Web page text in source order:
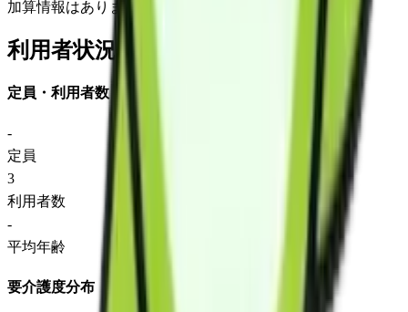
加算情報はありません
利用者状況
定員・利用者数
-
定員
3
利用者数
-
平均年齢
要介護度分布